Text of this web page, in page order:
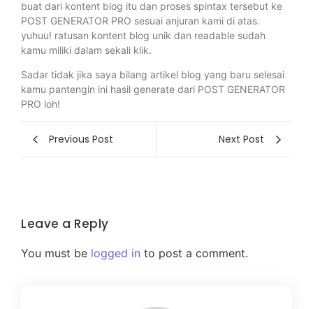
buat dari kontent blog itu dan proses spintax tersebut ke
POST GENERATOR PRO sesuai anjuran kami di atas.
yuhuu! ratusan kontent blog unik dan readable sudah
kamu miliki dalam sekali klik.
Sadar tidak jika saya bilang artikel blog yang baru selesai
kamu pantengin ini hasil generate dari POST GENERATOR
PRO loh!
Previous Post Next Post
Leave a Reply
You must be logged in to post a comment.